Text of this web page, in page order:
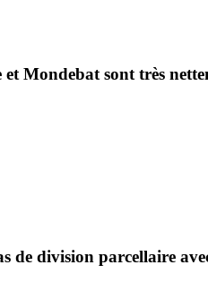
Mondebat sont très
de division parcellaire